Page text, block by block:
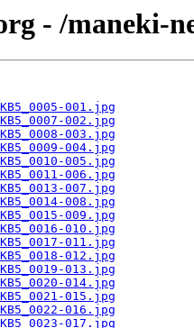
- /maneki-
KB5_0005-001.jpg
KB5_0007-002.jpg
KB5_0008-003.jpg
KB5_0009-004.jpg
KB5_0010-005.jpg
KB5_0011-006.jpg
KB5_0013-007.jpg
KB5_0014-008.jpg
KB5_0015-009.jpg
KB5_0016-010.jpg
KB5_0017-011.jpg
KB5_0018-012.jpg
KB5_0019-013.jpg
KB5_0020-014.jpg
KB5_0021-015.jpg
KB5_0022-016.jpg
KB5_0023-017.jpg